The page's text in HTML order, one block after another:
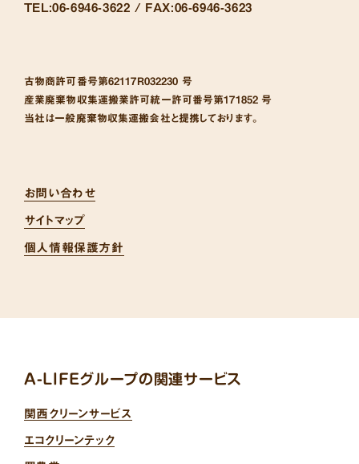
TEL:06-6946-3622 / FAX:06-6946-3623
古物商許可番号第62117R032230 号
産業廃棄物収集運搬業許可統一許可番号第171852 号
当社は一般廃棄物収集運搬会社と提携しております。
お問い合わせ
サイトマップ
個人情報保護方針
A-LIFEグループの関連サービス
関西クリーンサービス
エコクリーンテック